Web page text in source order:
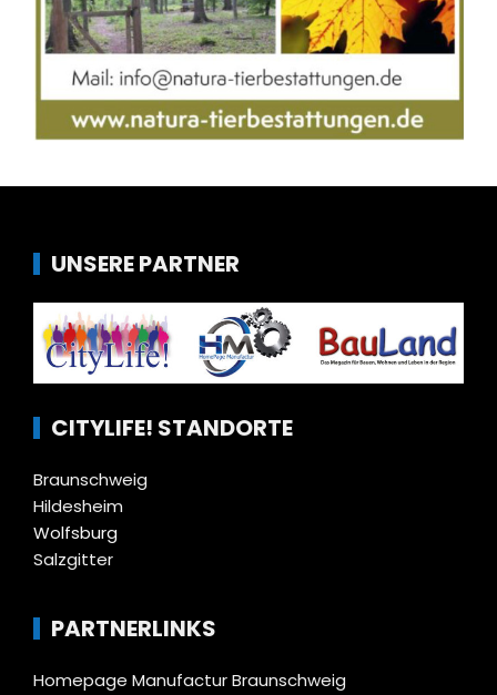
UNSERE PARTNER
CITYLIFE! STANDORTE
Braunschweig
Hildesheim
Wolfsburg
Salzgitter
PARTNERLINKS
Homepage Manufactur Braunschweig